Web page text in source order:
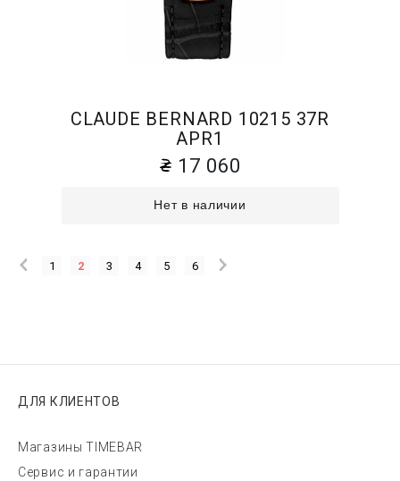
CLAUDE BERNARD 10215 37R
APR1
17 060
Нет в наличии
1 2 3 4 5 6
ДЛЯ КЛИЕНТОВ
Магазины TIMEBAR
Сервис и гарантии